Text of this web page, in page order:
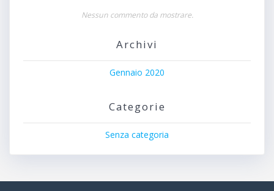
Nessun commento da mostrare.
Archivi
Gennaio 2020
Categorie
Senza categoria